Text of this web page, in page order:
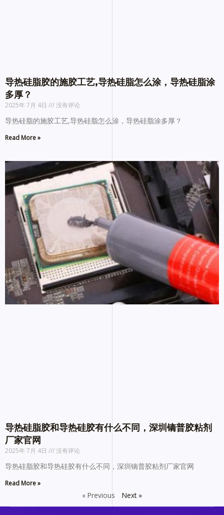
导热硅脂胶的施胶工艺,导热硅脂怎么涂，导热硅脂涂
多厚？
2025年 7月 4日 没有评论
导热硅脂的施胶工艺,导热硅脂怎么涂，导热硅脂涂多厚？
Read More »
导热硅脂胶和导热硅胶有什么不同，深圳镝普胶粘剂
厂家官网
2025年 7月 4日 没有评论
导热硅脂胶和导热硅胶有什么不同，深圳镝普胶粘剂厂家官网
Read More »
« Previous Next »